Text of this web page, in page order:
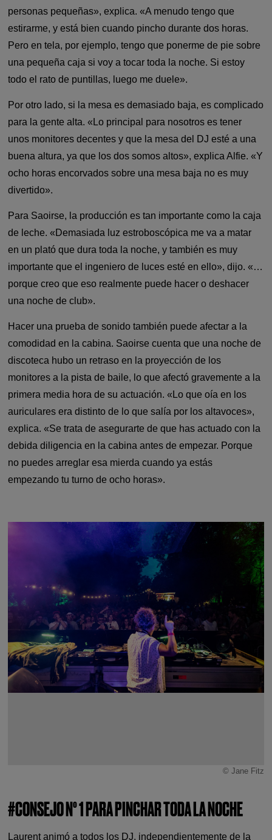
personas pequeñas», explica. «A menudo tengo que
estirarme, y está bien cuando pincho durante dos horas.
Pero en tela, por ejemplo, tengo que ponerme de pie sobre
una pequeña caja si voy a tocar toda la noche. Si estoy
todo el rato de puntillas, luego me duele».
Por otro lado, si la mesa es demasiado baja, es complicado
para la gente alta. «Lo principal para nosotros es tener
unos monitores decentes y que la mesa del DJ esté a una
buena altura, ya que los dos somos altos», explica Alfie. «Y
ocho horas encorvados sobre una mesa baja no es muy
divertido».
Para Saoirse, la producción es tan importante como la caja
de leche. «Demasiada luz estroboscópica me va a matar
en un plató que dura toda la noche, y también es muy
importante que el ingeniero de luces esté en ello», dijo. «…
porque creo que eso realmente puede hacer o deshacer
una noche de club».
Hacer una prueba de sonido también puede afectar a la
comodidad en la cabina. Saoirse cuenta que una noche de
discoteca hubo un retraso en la proyección de los
monitores a la pista de baile, lo que afectó gravemente a la
primera media hora de su actuación. «Lo que oía en los
auriculares era distinto de lo que salía por los altavoces»,
explica. «Se trata de asegurarte de que has actuado con la
debida diligencia en la cabina antes de empezar. Porque
no puedes arreglar esa mierda cuando ya estás
empezando tu turno de ocho horas».
© Jane Fitz
#CONSEJO Nº 1 PARA PINCHAR TODA LA NOCHE
Laurent animó a todos los DJ, independientemente de la